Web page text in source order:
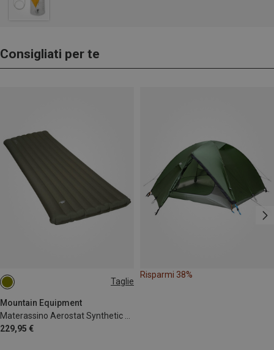
Consigliati per te
Taglie
Mountain Equipment
229,95 €
200X65CM
Risparmi 38%